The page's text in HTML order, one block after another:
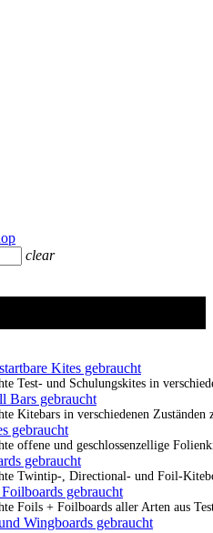
clear
Kites gebraucht
Test- und Schulungskites in
Bars gebraucht
Kitebars in verschiedenen Zuständen
gebraucht
offene und geschlossenzellige
gebraucht
Twintip-, Directional- und Foil-
gebraucht
Foils + Foilboards aller Arten aus
Wingboards gebraucht